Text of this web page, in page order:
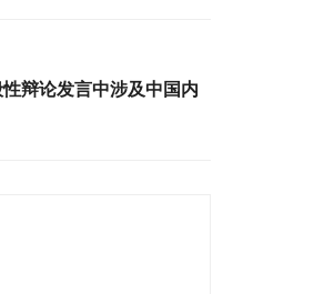
辩论发言中涉及中国内